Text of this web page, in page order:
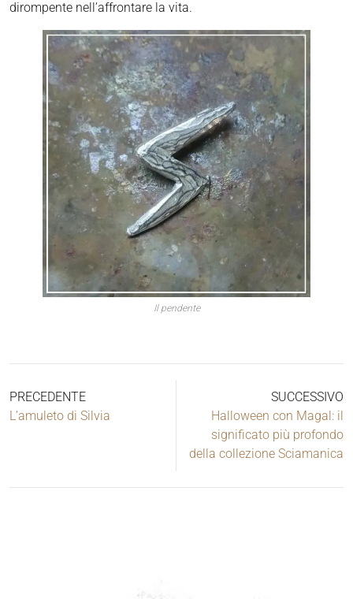
dirompente nell’affrontare la vita.
Il pendente
PRECEDENTE
L’amuleto di Silvia
SUCCESSIVO
Halloween con Magal: il
significato più profondo
della collezione Sciamanica